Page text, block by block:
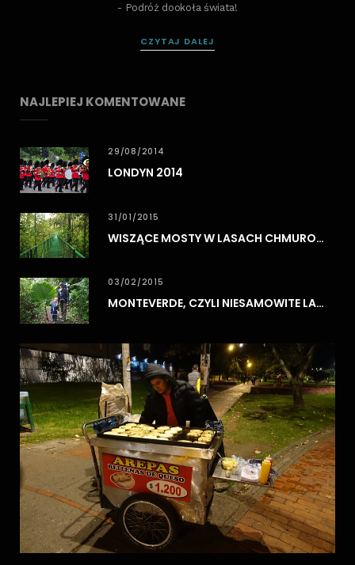
- Podróż dookoła świata!
CZYTAJ DALEJ
NAJLEPIEJ KOMENTOWANE
29/08/2014
LONDYN 2014
31/01/2015
WISZĄCE MOSTY W LASACH CHMUROWYCH MONTEVERDE
03/02/2015
MONTEVERDE, CZYLI NIESAMOWITE LASY CHMUROWE